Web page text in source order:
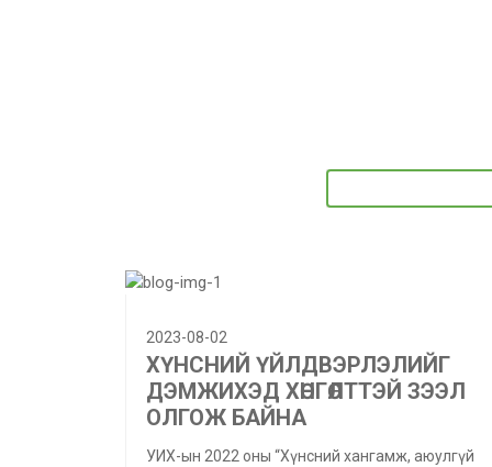
2023-08-02
ХҮНСНИЙ ҮЙЛДВЭРЛЭЛИЙГ
ДЭМЖИХЭД ХӨНГӨЛТТЭЙ ЗЭЭЛ
ОЛГОЖ БАЙНА
УИХ-ын 2022 оны “Хүнсний хангамж, аюулгүй